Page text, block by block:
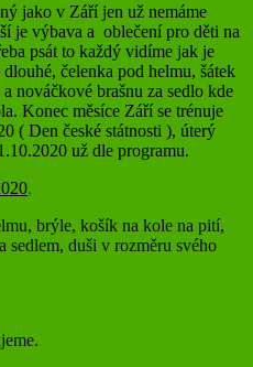
jako v Září jen už nemáme
je výbava a oblečení pro děti na
psát to každý vidíme jak je
čelenka pod helmu, šátek
nováčkové brašnu za sedlo kde
Konec měsíce Září se trénuje
( Den české státnosti ), úterý
už dle programu.
,
brýle, košík na kole na pití,
sedlem, duši v rozměru svého